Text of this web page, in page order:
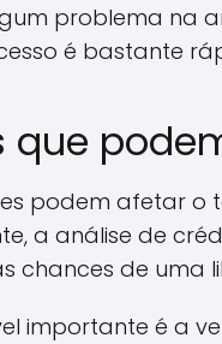
problema na
é bastante
que
podem afetar o
a análise de
chances de
importante é a